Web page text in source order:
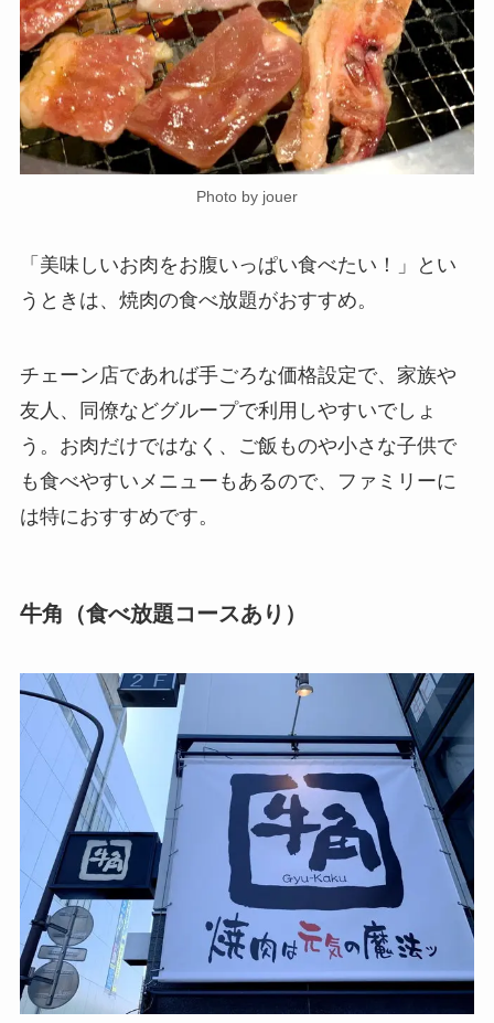
Photo by jouer
「美味しいお肉をお腹いっぱい食べたい！」とい
うときは、焼肉の食べ放題がおすすめ。
チェーン店であれば手ごろな価格設定で、家族や
友人、同僚などグループで利用しやすいでしょ
う。お肉だけではなく、ご飯ものや小さな子供で
も食べやすいメニューもあるので、ファミリーに
は特におすすめです。
牛角（食べ放題コースあり）